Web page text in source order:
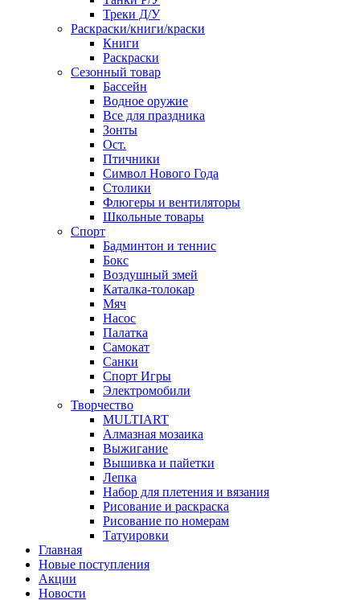
Треки Д/У
Раскраски/книги/краски
Книги
Раскраски
Сезонный товар
Бассейн
Водное оружие
Все для праздника
Зонты
Ост.
Птичники
Символ Нового Года
Столики
Флюгеры и вентиляторы
Школьные товары
Спорт
Бадминтон и теннис
Бокс
Воздушный змей
Каталка-толокар
Мяч
Насос
Палатка
Самокат
Санки
Спорт Игры
Электромобили
Творчество
MULTIART
Алмазная мозаика
Выжигание
Вышивка и пайетки
Лепка
Набор для плетения и вязания
Рисование и раскраска
Рисование по номерам
Татуировки
Главная
Новые поступления
Акции
Новости